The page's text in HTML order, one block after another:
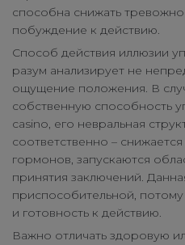
способна снижать
побуждение к действию.
Способ действия иллюзии
разум анализирует не
ощущение положения. В
собственную способность
casino, его невральная
соответственно –
гормонов, запускаются
принятия заключений.
приспособительной,
и готовность к действию.
Важно отличать здоровую